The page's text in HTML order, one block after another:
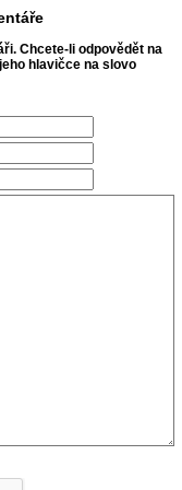
Chcete-li odpovědět na
hlavičce na slovo